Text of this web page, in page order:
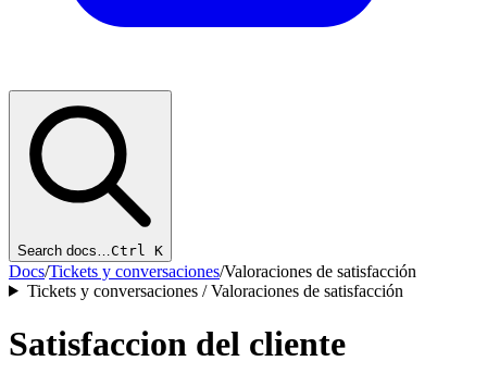
Search docs… Ctrl K
Docs/Tickets y conversaciones/Valoraciones de satisfacción
Tickets y conversaciones / Valoraciones de satisfacción
Satisfaccion del cliente